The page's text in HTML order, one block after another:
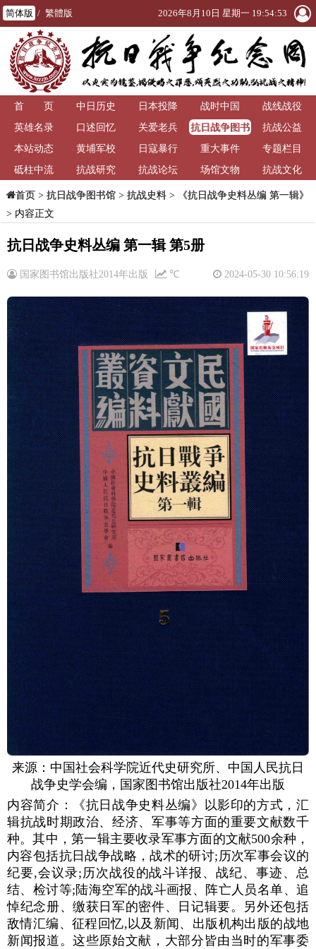
简体版 / 繁體版 2026年8月10日 星期一 19:54:53
首 页 中日历史 日本投降 战时中国
战线战役
英雄名录
口述回忆 关爱老兵
抗日战争图书
馆
抗战公益
本站动态
黄埔军校 日寇暴行 重大事件
专题栏目
砥柱中流
抗战研究 抗战论坛 场馆文物 抗战文化
首页> 抗日战争图书馆> 抗战史料>
《抗日战争史料丛编 第一辑》
> 内容正文
抗日战争史料丛编 第一辑 第5册
国家图书馆出版社2014年出版 2024-05-30 10:56:19
℃
来源：中国社会科学院近代史研究所、中国人民抗日
战争史学会编，国家图书馆出版社2014年出版
内容简介：《抗日战争史料丛编》以影印的方式，汇
辑抗战时期政治、经济、军事等方面的重要文献数千
种。其中，第一辑主要收录军事方面的文献500余种，
内容包括抗日战争战略，战术的研讨;历次军事会议的
纪要,会议录;历次战役的战斗详报、战纪、事迹、总
结、检讨等;陆海空军的战斗画报、阵亡人员名单、追
悼纪念册、缴获日军的密件、日记辑要。另外还包括
敌情汇编、征程回忆,以及新闻、出版机构出版的战地
新闻报道。这些原始文献，大部分皆由当时的军事委